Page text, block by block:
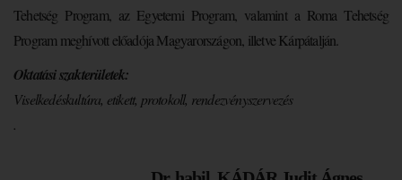
Tehetség Program, az Egyetemi Program, valamint a Roma Tehetség
Program meghívott előadója Magyarországon, illetve Kárpátalján.
Oktatási szakterületek:
Viselkedéskultúra, etikett, protokoll, rendezvényszervezés
.